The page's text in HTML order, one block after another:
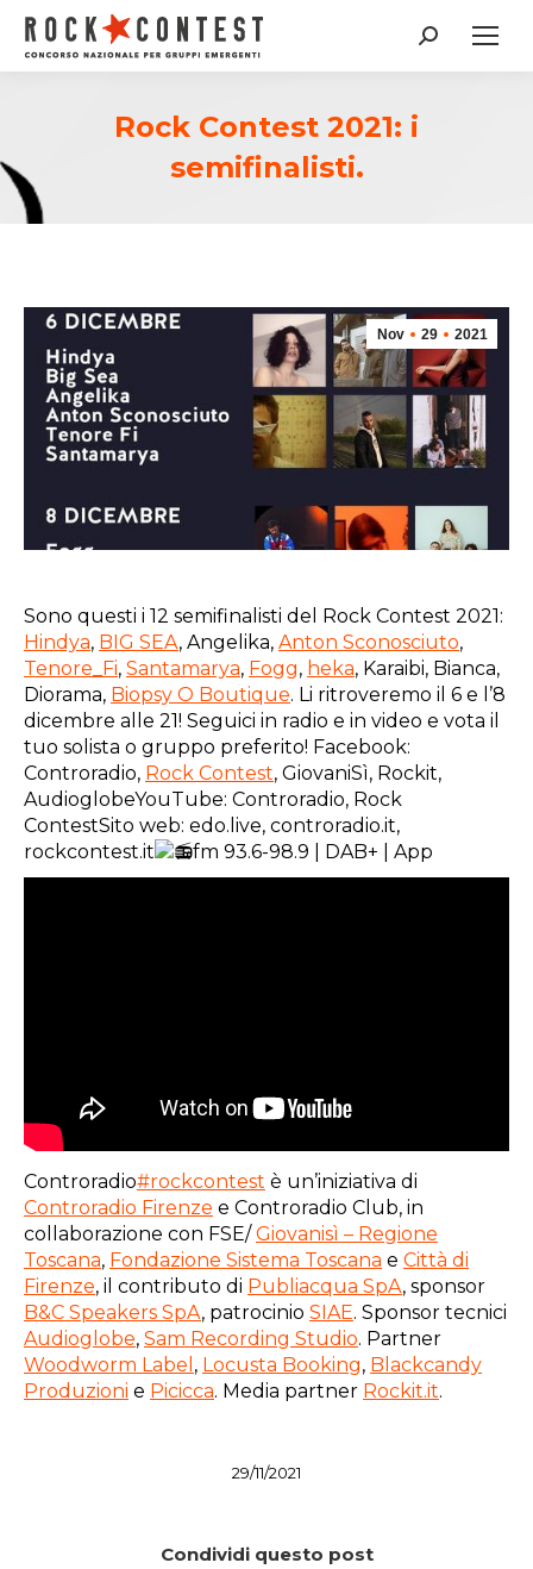
Cerca:
Rock Contest 2021: i
semifinalisti.
Nov 29 2021
Sono questi i 12 semifinalisti del Rock Contest 2021:
Hindya, BIG SEA, Angelika, Anton Sconosciuto,
Tenore_Fi, Santamarya, Fogg, heka, Karaibi, Bianca,
Diorama, Biopsy O Boutique. Li ritroveremo il 6 e l’8
dicembre alle 21! Seguici in radio e in video e vota il
tuo solista o gruppo preferito! Facebook:
Controradio, Rock Contest, GiovaniSì, Rockit,
AudioglobeYouTube: Controradio, Rock
ContestSito web: edo.live, controradio.it,
rockcontest.it
fm 93.6-98.9 | DAB+ | App
Controradio#rockcontest è un’iniziativa di
Controradio Firenze e Controradio Club, in
collaborazione con FSE/Giovanisì – Regione
Toscana, Fondazione Sistema Toscana e Città di
Firenze, il contributo di Publiacqua SpA, sponsor
B&C Speakers SpA, patrocinio SIAE. Sponsor tecnici
Audioglobe, Sam Recording Studio. Partner
Woodworm Label , Locusta Booking, Blackcandy
Produzioni e Picicca. Media partner Rockit.it.
29/11/2021
Condividi questo post